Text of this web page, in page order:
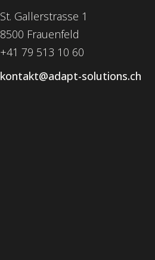
St. Gallerstrasse 1
8500 Frauenfeld
+41 79 513 10 60
kontakt@adapt-solutions.ch